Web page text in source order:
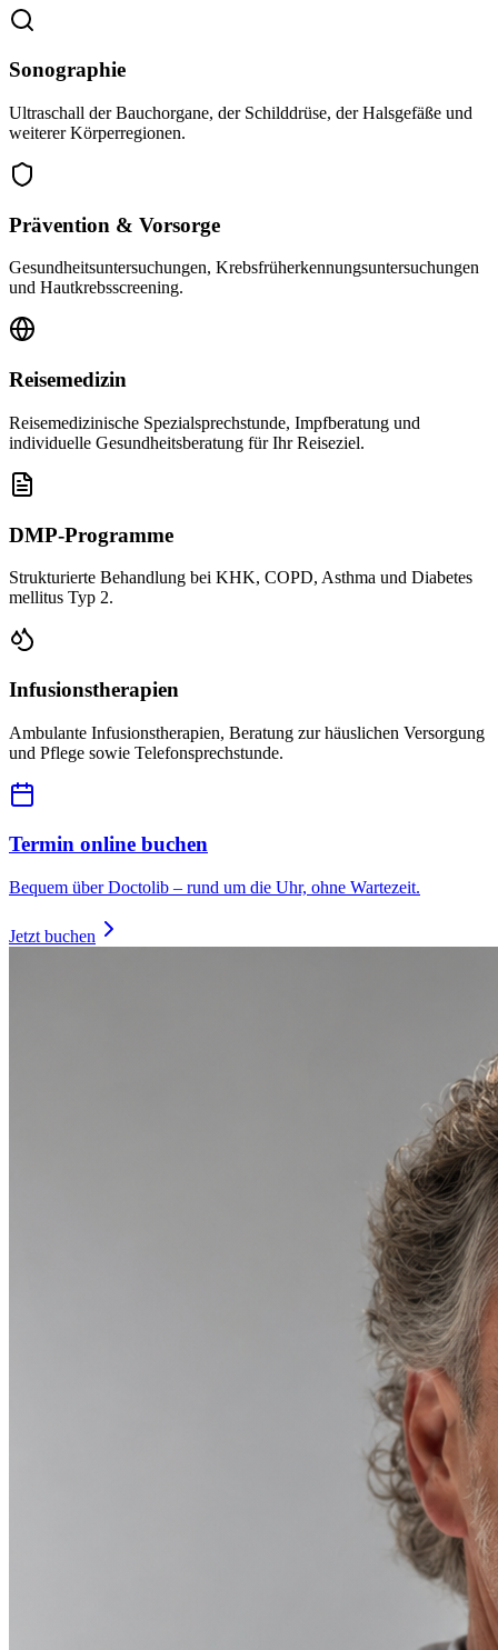
Sonographie
Ultraschall der Bauchorgane, der Schilddrüse, der Halsgefäße und
weiterer Körperregionen.
Prävention & Vorsorge
Gesundheitsuntersuchungen, Krebsfrüherkennungsuntersuchungen
und Hautkrebsscreening.
Reisemedizin
Reisemedizinische Spezialsprechstunde, Impfberatung und
individuelle Gesundheitsberatung für Ihr Reiseziel.
DMP-Programme
Strukturierte Behandlung bei KHK, COPD, Asthma und Diabetes
mellitus Typ 2.
Infusionstherapien
Ambulante Infusionstherapien, Beratung zur häuslichen Versorgung
und Pflege sowie Telefonsprechstunde.
Termin online buchen
Bequem über Doctolib – rund um die Uhr, ohne Wartezeit.
Jetzt buchen